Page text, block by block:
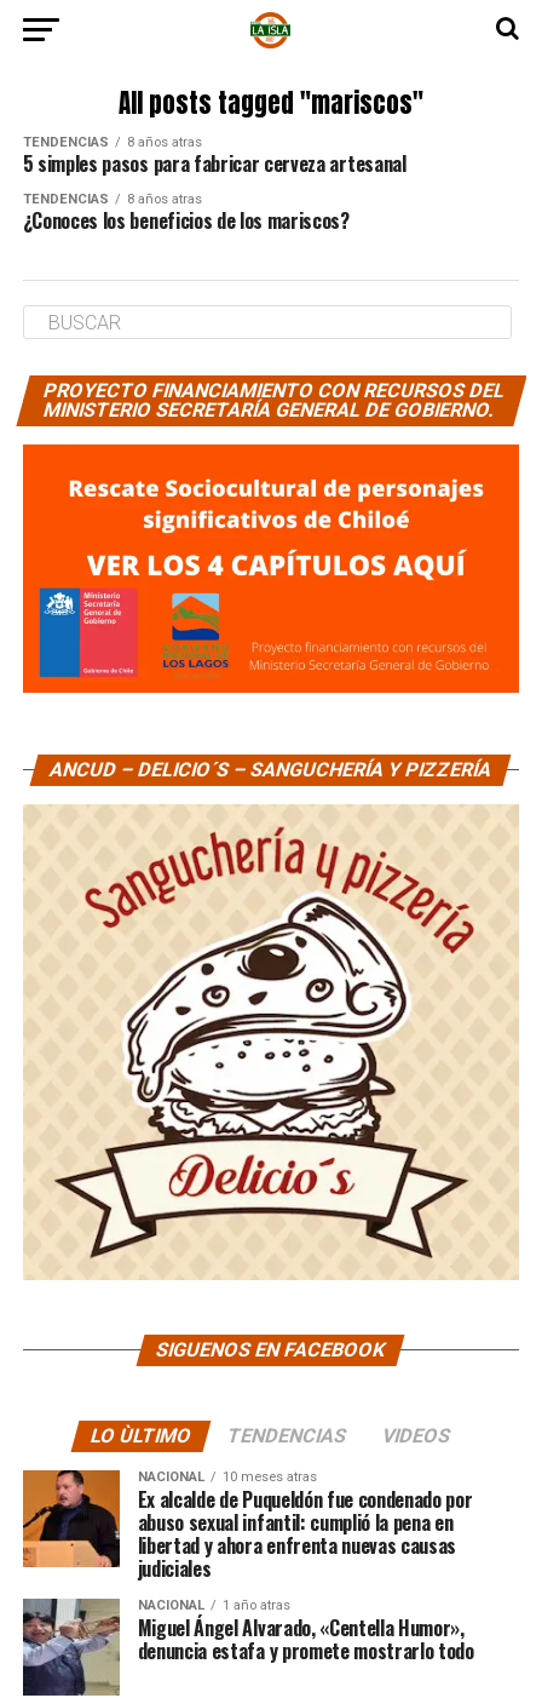
All posts tagged "mariscos"
TENDENCIAS 8 años atras
5 simples pasos para fabricar cerveza artesanal
TENDENCIAS 8 años atras
¿Conoces los beneficios de los mariscos?
PROYECTO FINANCIAMIENTO CON RECURSOS DEL
MINISTERIO SECRETARÍA GENERAL DE GOBIERNO.
ANCUD – DELICIO´S – SANGUCHERÍA Y PIZZERÍA
SIGUENOS EN FACEBOOK
LO ÙLTIMO TENDENCIAS VIDEOS
NACIONAL 10 meses atras
Ex alcalde de Puqueldón fue condenado por
abuso sexual infantil: cumplió la pena en
libertad y ahora enfrenta nuevas causas
judiciales
NACIONAL 1 año atras
Miguel Ángel Alvarado, «Centella Humor»,
denuncia estafa y promete mostrarlo todo